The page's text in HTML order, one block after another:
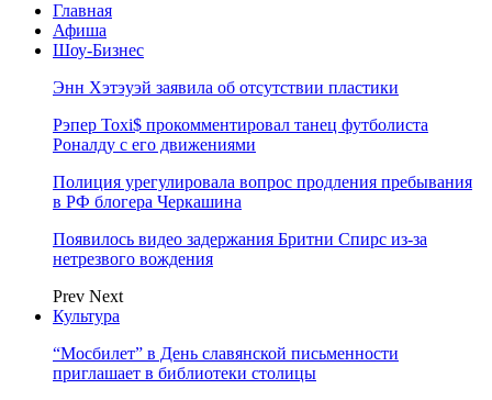
Главная
Афиша
Шоу-Бизнес
Энн Хэтэуэй заявила об отсутствии пластики
Рэпер Toxi$ прокомментировал танец футболиста
Роналду с его движениями
Полиция урегулировала вопрос продления пребывания
в РФ блогера Черкашина
Появилось видео задержания Бритни Спирс из-за
нетрезвого вождения
Prev Next
Культура
“Мосбилет” в День славянской письменности
приглашает в библиотеки столицы